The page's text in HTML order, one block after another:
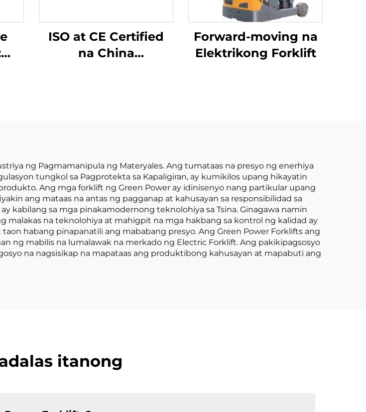
ISO at CE Certified
na China
Forward-moving na
Elektrikong Forklift
ng Pagmamanipula ng Materyales. Ang tumataas na presyo ng enerhiya
tungkol sa Pagprotekta sa Kapaligiran, ay kumikilos upang hikayatin
Ang mga forklift ng Green Power ay idinisenyo nang partikular upang
ang mataas na antas ng pagganap at kahusayan sa responsibilidad sa
kabilang sa mga pinakamodernong teknolohiya sa Tsina. Ginagawa namin
malakas na teknolohiya at mahigpit na mga hakbang sa kontrol ng kalidad ay
habang pinapanatili ang mababang presyo. Ang Green Power Forklifts ang
ng mabilis na lumalawak na merkado ng Electric Forklift. Ang pakikipagsosyo
na nagsisikap na mapataas ang produktibong kahusayan at mapabuti ang
itanong